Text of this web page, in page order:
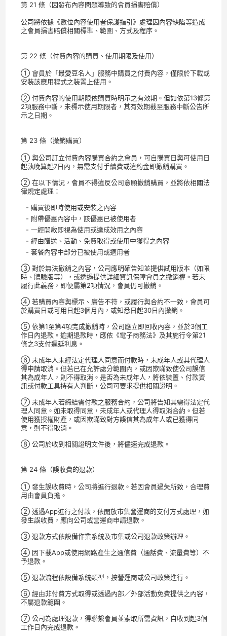
第 21 條（因發布內容問題導致的會員損害賠償）
公司將依據《數位內容使用者保護指引》處理因內容缺陷等造成
之會員損害賠償相關標準、範圍、方式及程序。
第 22 條（付費內容的購買、使用期限及使用）
① 會員於「最愛豆名人」服務中購買之付費內容，僅限於下載或
安裝該應用程式之裝置上使用。
② 付費內容的使用期限依購買時明示之有效期。但如依第13條第
2項服務中斷，未標示使用期限者，其有效期截至服務中斷公告所
示之日期。
第 23 條（撤銷購買）
① 與公司訂立付費內容購買合約之會員，可自購買日與可使用日
起孰晚算起7日內，無需支付手續費或違約金即撤銷購買。
② 在以下情況，會員不得違反公司意願撤銷購買，並將依相關法
律規定處理：
- 購買後即時使用或安裝之內容
- 附帶優惠內容中，該優惠已被使用者
- 一經開啟即視為使用或達成效用之內容
- 經由贈送、活動、免費取得或使用中獲得之內容
- 套餐內容中部分已被使用或適用者
③ 對於無法撤銷之內容，公司應明確告知並提供試用版本（如限
時、體驗版等），或透過提供詳細資訊保障會員之撤銷權。若未
履行此義務，即便屬第2項情況，會員仍可撤銷。
④ 若購買內容與標示、廣告不符，或履行與合約不一致，會員可
於購買日或可用日起3個月內，或知悉日起30日內撤銷。
⑤ 依第1至第4項完成撤銷時，公司應立即回收內容，並於3個工
作日內退款。逾期退款時，應依《電子商務法》及其施行令第21
條之3支付遲延利息。
⑥ 未成年人未經法定代理人同意而付款時，未成年人或其代理人
得申請取消。但若已在允許處分範圍內，或因欺瞞致使公司誤信
其為成年人，則不得取消。是否為未成年人，將依裝置、付款資
訊或付款工具持有人判斷，公司可要求提供相關證明。
⑦ 未成年人若締結需付款之服務合約，公司將告知其需得法定代
理人同意。如未取得同意，未成年人或代理人得取消合約。但若
使用獲授權財產，或因欺瞞致對方誤信其為成年人或已獲得同
意，則不得取消。
⑧ 公司於收到相關證明文件後，將儘速完成退款。
第 24 條（誤收費的退款）
① 發生誤收費時，公司將進行退款。若因會員過失所致，合理費
用由會員負擔。
② 透過App進行之付款，依開放市集營運商的支付方式處理，如
發生誤收費，應向公司或營運商申請退款。
③ 退款方式依設備作業系統及市集或公司退款政策辦理。
④ 因下載App或使用網路產生之通信費（通話費、流量費等）不
予退款。
⑤ 退款流程依設備系統類型，按營運商或公司政策進行。
⑥ 經由非付費方式取得或透過內部／外部活動免費提供之內容，
不屬退款範圍。
⑦ 公司為處理退款，得聯繫會員並索取所需資訊，自收到起3個
工作日內完成退款。